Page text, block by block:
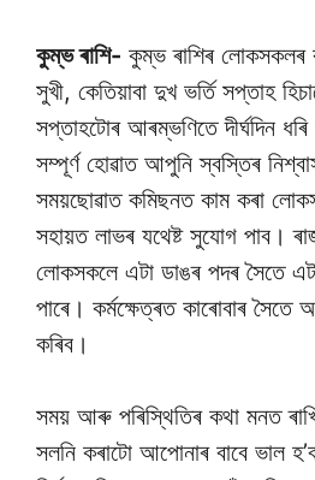
কুম্ভ ৰাশি- কুম্ভ ৰাশিৰ লোকসকলৰ
সুখী, কেতিয়াবা দুখ ভৰ্তি সপ্তাহ
সপ্তাহটোৰ আৰম্ভণিতে দীৰ্ঘদিন
সম্পূৰ্ণ হোৱাত আপুনি স্বস্তিৰ
সময়ছোৱাত কমিছনত কাম কৰা
সহায়ত লাভৰ যথেষ্ট সুযোগ পাব।
লোকসকলে এটা ডাঙৰ পদৰ সৈতে
পাৰে। কৰ্মক্ষেত্ৰত কাৰোবাৰ সৈতে
কৰিব।
সময় আৰু পৰিস্থিতিৰ কথা মনত
সলনি কৰাটো আপোনাৰ বাবে ভাল